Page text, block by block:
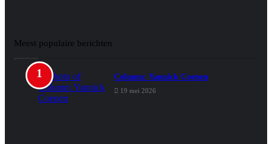
Meest populaire berichten
Column: Yannick Coenen
19 mei 2026